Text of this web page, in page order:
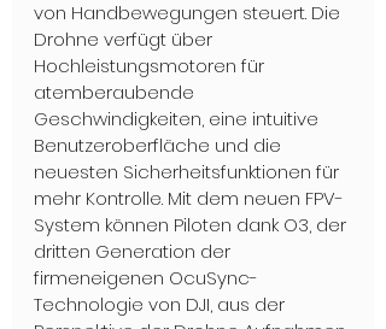
von Handbewegungen steuert. Die
Drohne verfügt über
Hochleistungsmotoren für
atemberaubende
Geschwindigkeiten, eine intuitive
Benutzeroberfläche und die
neuesten Sicherheitsfunktionen für
mehr Kontrolle. Mit dem neuen FPV-
System können Piloten dank O3, der
dritten Generation der
firmeneigenen OcuSync-
Technologie von DJI, aus der